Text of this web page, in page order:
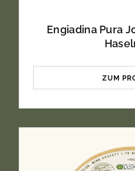
Engiadina Pura
ZUM